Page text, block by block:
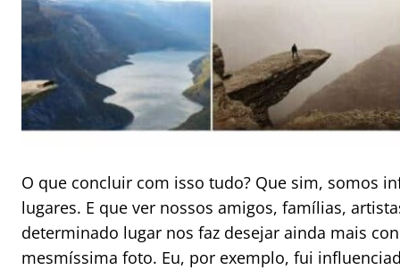
O que concluir com isso tudo? Que sim, somos
lugares. E que ver nossos amigos, famílias,
determinado lugar nos faz desejar ainda mais
mesmíssima foto. Eu, por exemplo, fui